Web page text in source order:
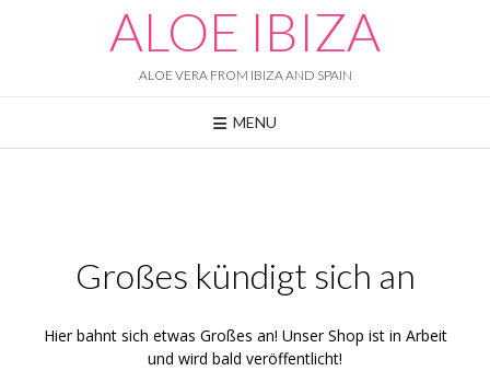
ALOE IBIZA
ALOE VERA FROM IBIZA AND SPAIN
MENU
Großes kündigt sich an
Hier bahnt sich etwas Großes an! Unser Shop ist in Arbeit
und wird bald veröffentlicht!